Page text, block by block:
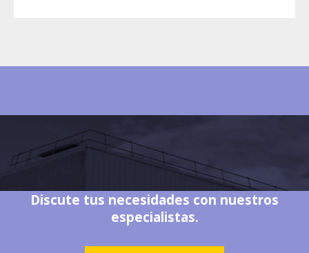
Discute tus necesidades con nuestros
especialistas.